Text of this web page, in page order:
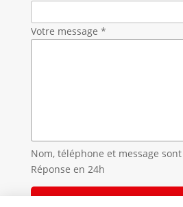
Votre message *
Nom, téléphone et message
Réponse en 24h